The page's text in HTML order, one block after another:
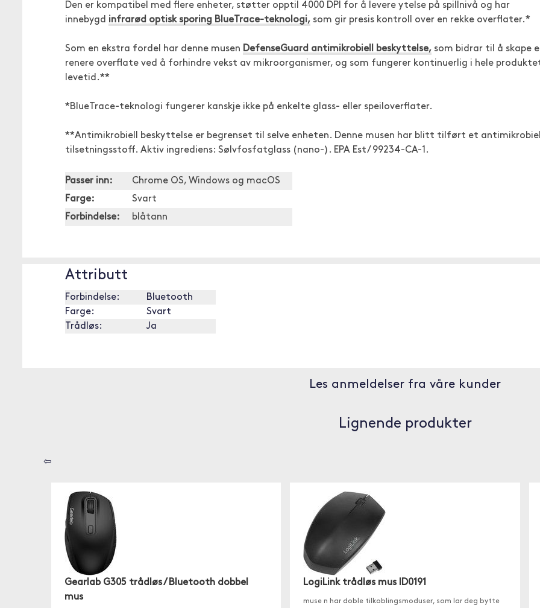
Den er kompatibel med flere enheter, støtter opptil 4000 DPI for å levere ytelse på spillnivå og har
innebygd infrarød optisk sporing BlueTrace-teknologi, som gir presis kontroll over en rekke overflater.*
Som en ekstra fordel har denne musen DefenseGuard antimikrobiell beskyttelse, som bidrar til å skape
renere overflate ved å forhindre vekst av mikroorganismer, og som fungerer kontinuerlig i hele
levetid.**
*BlueTrace-teknologi fungerer kanskje ikke på enkelte glass- eller speiloverflater.
**Antimikrobiell beskyttelse er begrenset til selve enheten. Denne musen har blitt tilført et
tilsetningsstoff. Aktiv ingrediens: Sølvfosfatglass (nano-). EPA Est/ 99234-CA-1.
Passer inn:
Chrome OS, Windows og macOS
Farge:
Svart
Forbindelse:
blåtann
Attributt
Forbindelse:
Bluetooth
Farge:
Svart
Trådløs:
Ja
Les anmeldelser fra våre kunder
Lignende produkter
⇦
Gearlab G305 trådløs / Bluetooth dobbel
mus
LogiLink trådløs mus ID0191
muse n har doble tilkoblingsmoduser, som lar deg bytte